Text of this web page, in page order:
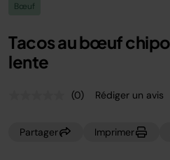
Bœuf
Tacos au bœuf
lente
Aucune
notation.
(0) Rédiger un avis
Partager Imprimer